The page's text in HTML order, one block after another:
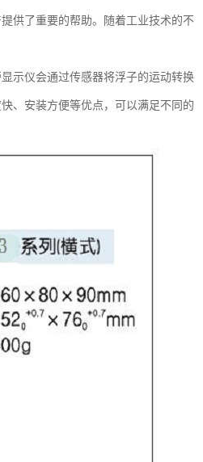
供了重要的帮助。随着工业技术的不
示仪会通过传感器将浮子的运动转换
、安装方便等优点，可以满足不同的